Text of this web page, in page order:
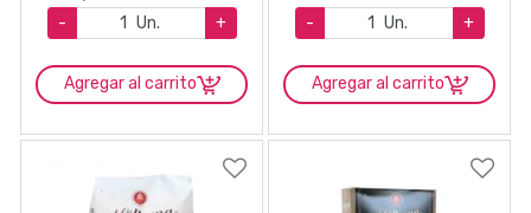
-
Un. +
Agregar al carrito
-
Un. +
Agregar al carrito